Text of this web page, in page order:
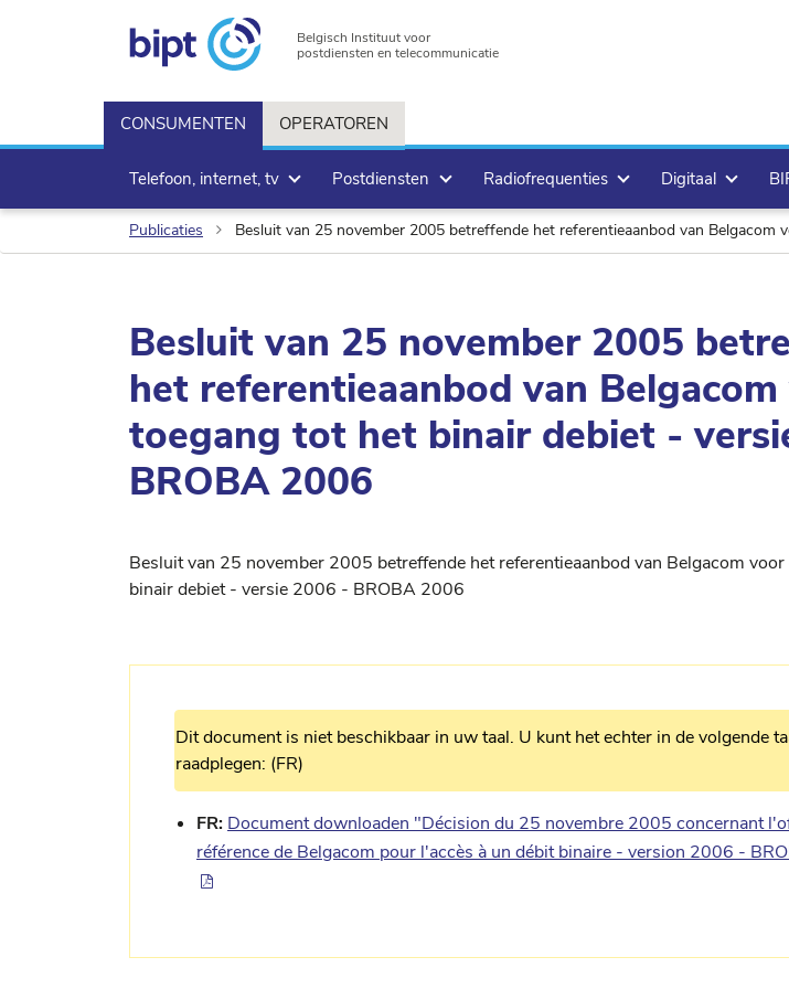
Belgisch Instituut voor
postdiensten en telecommunicatie
CONSUMENTEN OPERATOREN
Telefoon, internet, tv Postdiensten Radiofrequenties Digitaal
Publicaties Besluit van 25 november 2005 betreffende het referentieaanbod van
Besluit van 25 november 2005
het referentieaanbod van
toegang tot het binair debiet -
BROBA 2006
Besluit van 25 november 2005 betreffende het referentieaanbod van Belgacom
binair debiet - versie 2006 - BROBA 2006
Dit document is niet beschikbaar in uw taal. U kunt het echter in de volgende
raadplegen: (FR)
FR: Document downloaden "Décision du 25 novembre 2005 concernant
référence de Belgacom pour l'accès à un débit binaire - version 2006 -